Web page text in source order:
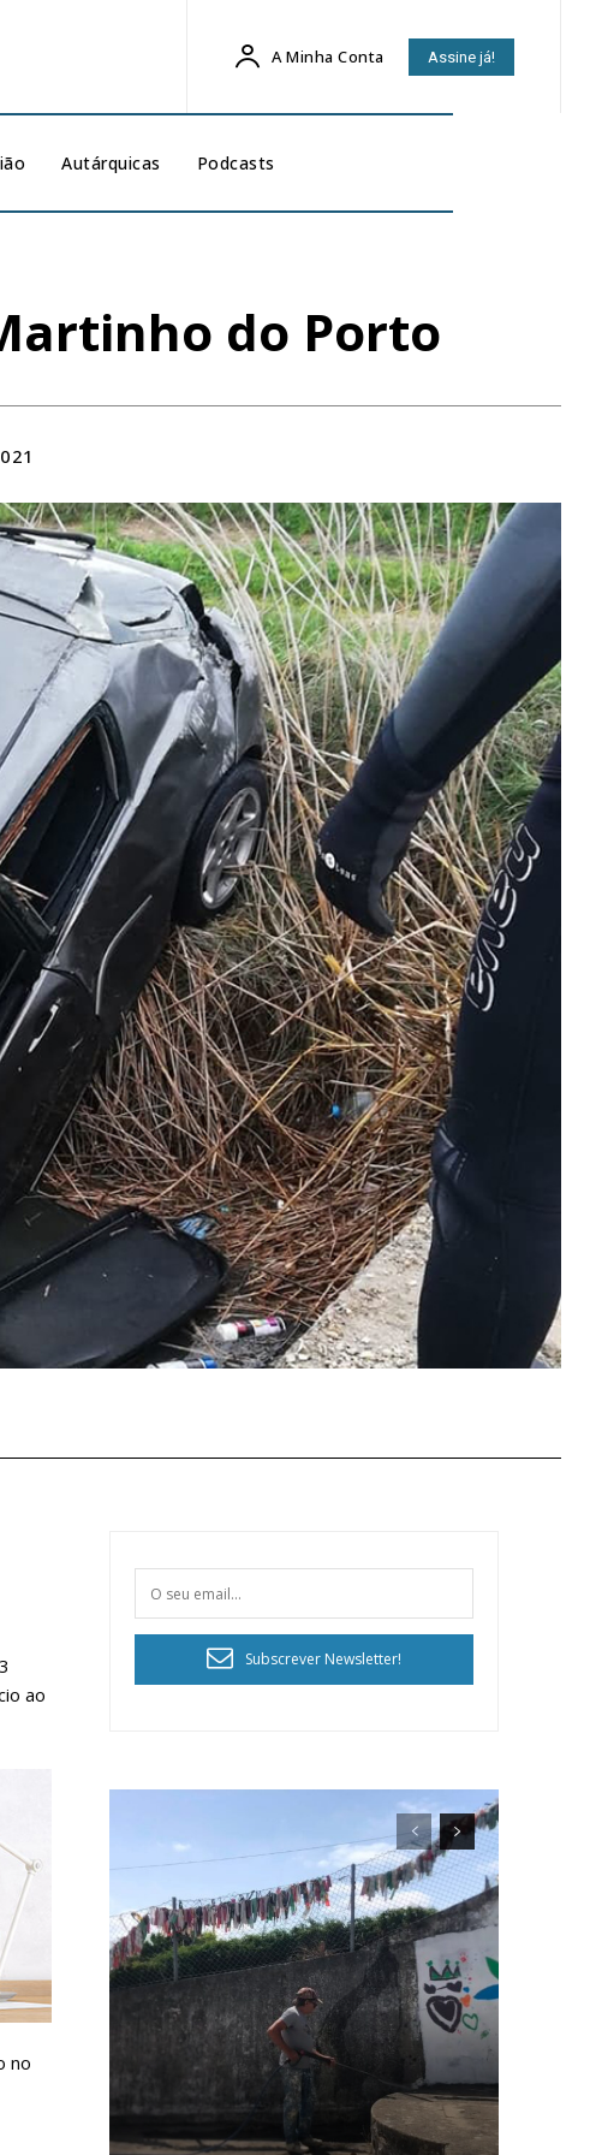
público!
A Minha Conta Assine já!
Autárquicas Podcasts
do Porto
ao
no
Subscrever Newsletter!